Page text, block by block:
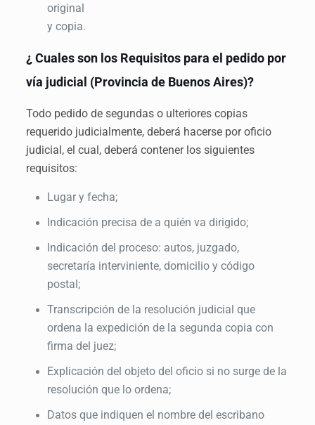
original
y copia.
¿ Cuales son los Requisitos para el pedido por
vía judicial (Provincia de Buenos Aires)?
Todo pedido de segundas o ulteriores copias
requerido judicialmente, deberá hacerse por oficio
judicial, el cual, deberá contener los siguientes
requisitos:
Lugar y fecha;
Indicación precisa de a quién va dirigido;
Indicación del proceso: autos, juzgado,
secretaría interviniente, domicilio y código
postal;
Transcripción de la resolución judicial que
ordena la expedición de la segunda copia con
firma del juez;
Explicación del objeto del oficio si no surge de la
resolución que lo ordena;
Datos que indiquen el nombre del escribano